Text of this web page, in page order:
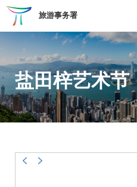
跳至主要内容
旅游事务署
盐田梓艺术节